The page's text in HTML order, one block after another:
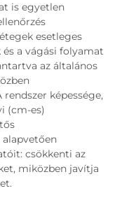
is egyetlen
esetleges
és a vágási folyamat
az általános
képessége,
(cm-es)
csökkenti az
miközben javítja